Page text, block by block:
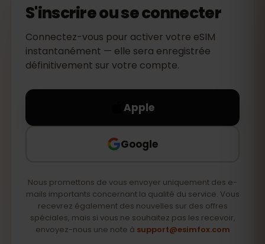
S'inscrire ou se connecter
Connectez-vous pour activer votre eSIM
instantanément — elle sera enregistrée
définitivement sur votre compte.
Apple
Google
Nous promettons de vous envoyer uniquement des e-
mails importants concernant la qualité du service. Vous
recevrez également des nouvelles sur des offres
spéciales, mais si vous ne souhaitez pas les recevoir,
envoyez-nous une note à support@esimfox.com